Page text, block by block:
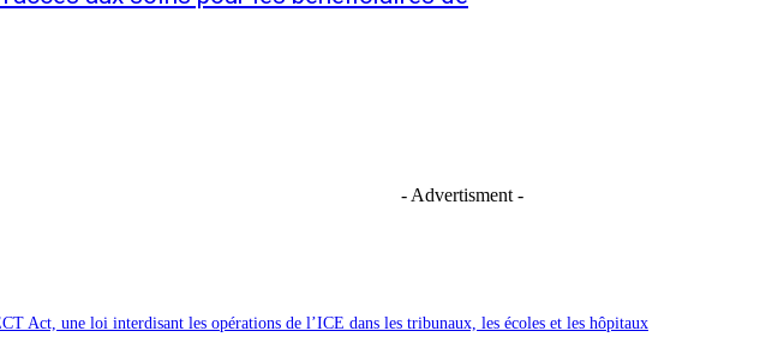
- Advertisment -
Act, une loi interdisant les opérations de l’ICE dans les tribunaux, les écoles et les hôpitaux